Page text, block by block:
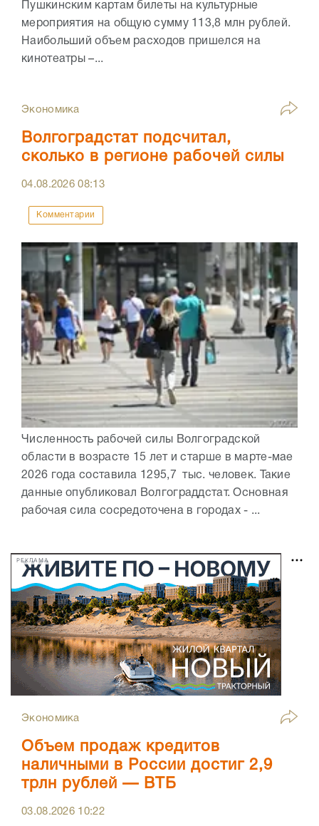
Пушкинским картам билеты на культурные
мероприятия на общую сумму 113,8 млн рублей.
Наибольший объем расходов пришелся на
кинотеатры –...
Экономика
Волгоградстат подсчитал,
сколько в регионе рабочей силы
04.08.202608:13
Комментарии
Численность рабочей силы Волгоградской
области в возрасте 15 лет и старше в марте-мае
2026 года составила 1295,7 тыс. человек. Такие
данные опубликовал Волгограддстат. Основная
рабочая сила сосредоточена в городах - ...
РЕКЛАМА
Экономика
Объем продаж кредитов
наличными в России достиг 2,9
трлн рублей — ВТБ
03.08.2026 10:22